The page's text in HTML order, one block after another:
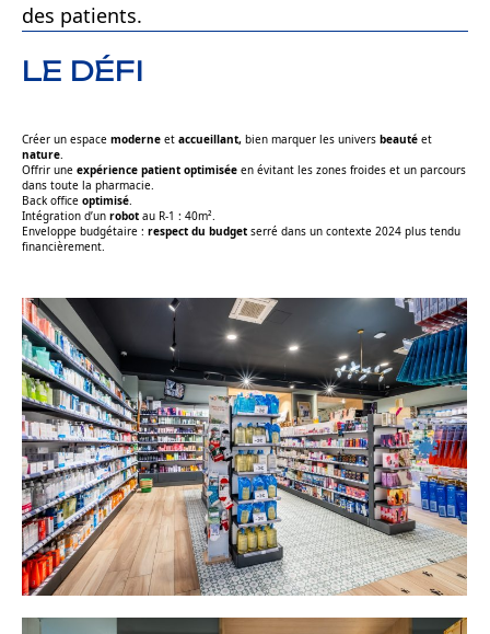
des patients.
LE DÉFI
Créer un espace moderne et accueillant, bien marquer les univers beauté et
nature.
Offrir une expérience patient optimisée en évitant les zones froides et un parcours
dans toute la pharmacie.
Back office optimisé.
Intégration d’un robot au R-1 : 40m².
Enveloppe budgétaire : respect du budget serré dans un contexte 2024 plus tendu
financièrement.